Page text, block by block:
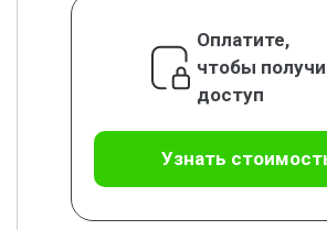
Оплатите,
чтобы
доступ
Узнать